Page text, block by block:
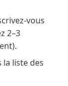
vous
2–3
la liste des